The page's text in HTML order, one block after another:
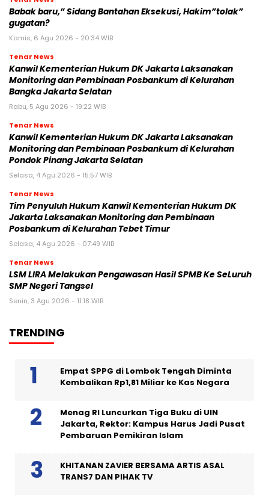
Babak baru,” Sidang Bantahan Eksekusi, Hakim”tolak”
gugatan?
Kamis, 6 Agu 2026 - 20:34 WIB
Tenar News
Kanwil Kementerian Hukum DK Jakarta Laksanakan
Monitoring dan Pembinaan Posbankum di Kelurahan
Bangka Jakarta Selatan
Rabu, 5 Agu 2026 - 19:22 WIB
Tenar News
Kanwil Kementerian Hukum DK Jakarta Laksanakan
Monitoring dan Pembinaan Posbankum di Kelurahan
Pondok Pinang Jakarta Selatan
Selasa, 4 Agu 2026 - 15:57 WIB
Tenar News
Tim Penyuluh Hukum Kanwil Kementerian Hukum DK
Jakarta Laksanakan Monitoring dan Pembinaan
Posbankum di Kelurahan Tebet Timur
Selasa, 4 Agu 2026 - 07:49 WIB
Tenar News
LSM LIRA Melakukan Pengawasan Hasil SPMB Ke SeLuruh
SMP Negeri Tangsel
Senin, 3 Agu 2026 - 11:18 WIB
TRENDING
Empat SPPG di Lombok Tengah Diminta
Kembalikan Rp1,81 Miliar ke Kas Negara
Menag RI Luncurkan Tiga Buku di UIN
Jakarta, Rektor: Kampus Harus Jadi Pusat
Pembaruan Pemikiran Islam
KHITANAN ZAVIER BERSAMA ARTIS ASAL
TRANS7 DAN PIHAK TV